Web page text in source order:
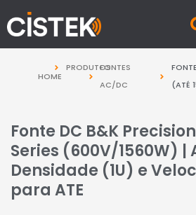
HOME
PRODUTOSFONTES
AC/DC
(ATÉ
Fonte DC B&K
Series (600V/1560W) |
Densidade (1U) e
para ATE